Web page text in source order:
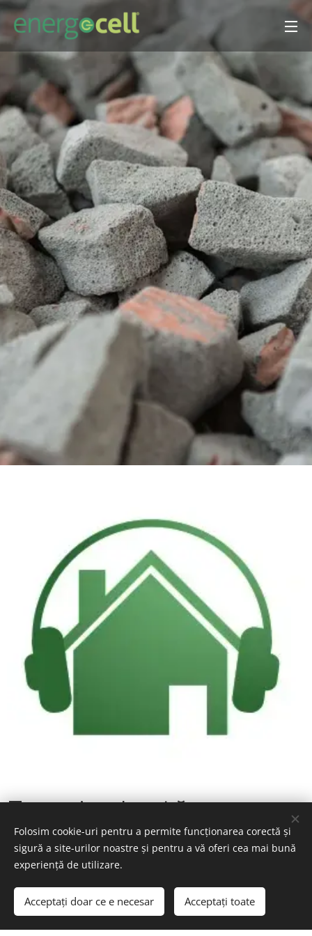
Fonoizolantă
fonoizolant, utilizat adesea în construcția panourilor de
protecție fonică.
Folosim cookie-uri pentru a permite funcționarea corectă și
sigură a site-urilor noastre și pentru a vă oferi cea mai bună
experiență de utilizare.
Acceptați doar ce e necesar Acceptați toate